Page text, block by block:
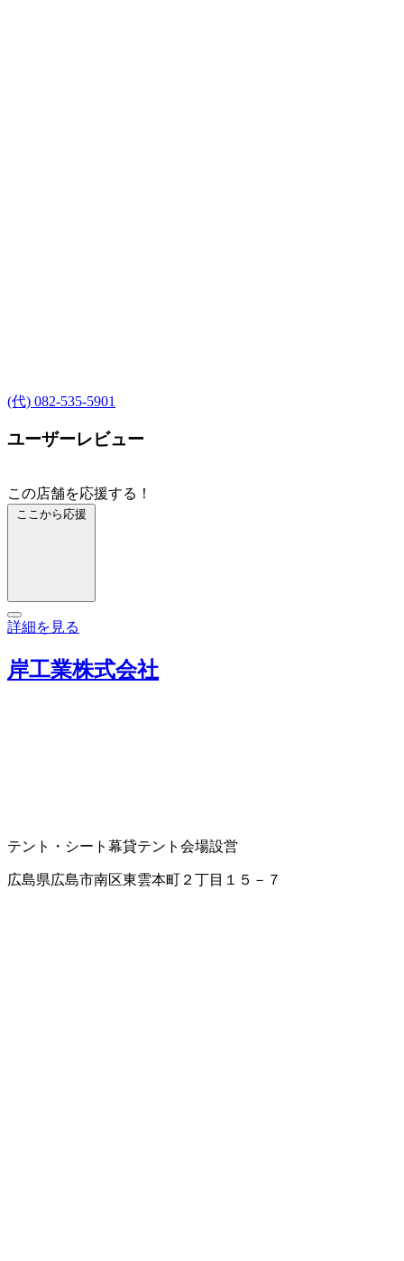
(代) 082-535-5901
ユーザーレビュー
この店舗を応援する！
ここから応援
詳細を見る
岸工業株式会社
テント・シート 幕貸テント 会場設営
広島県広島市南区東雲本町２丁目１５－７